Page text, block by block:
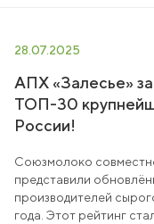
28.07.2025
АПХ «Залесье»
ТОП-30
России!
Союзмолоко
представили
производителей
года. Этот рейтинг